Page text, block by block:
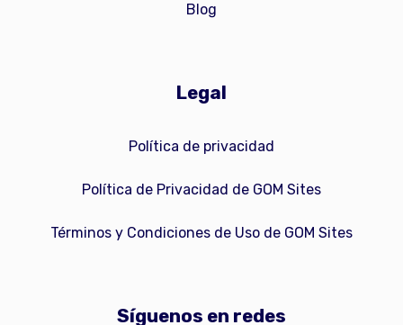
Blog
Legal
Política de privacidad
Política de Privacidad de GOM Sites
Términos y Condiciones de Uso de GOM Sites
Síguenos en redes